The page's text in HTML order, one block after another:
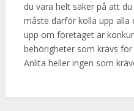
du vara helt säker på att
måste därför kolla upp alla
upp om företaget är
behörigheter som krävs
Anlita heller ingen som